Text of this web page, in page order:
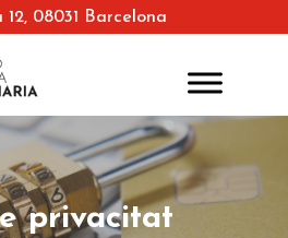
08031 Barcelona
privacitat